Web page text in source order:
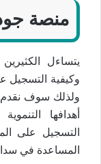
منصة جود
يتساءل
وكيفية التسجيل
ولذلك سوف نقدم
أهدافها
التسجيل على
المساعدة في